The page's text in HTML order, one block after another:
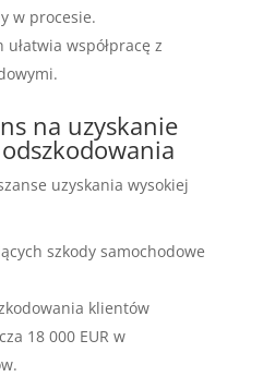
w procesie.
ułatwia współpracę z
na uzyskanie
uzyskania wysokiej
szkody samochodowe
klientów
18 000 EUR w